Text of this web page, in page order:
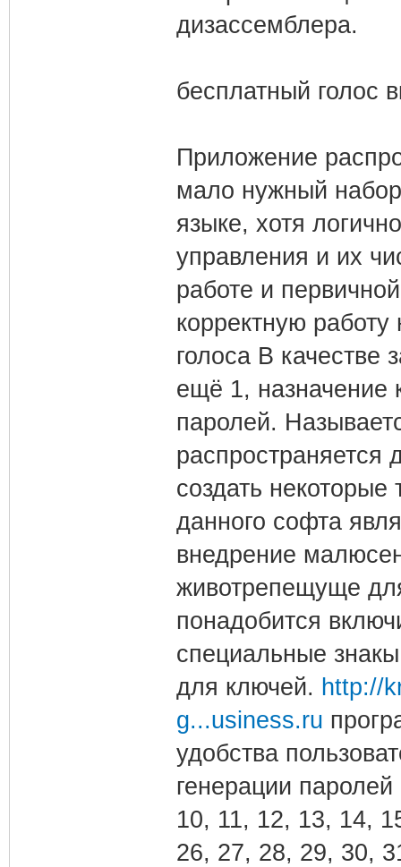
дизассемблера.
бесплатный голос
Приложение
мало нужный
языке, хотя
управления и их
работе и
корректную
голоса В
ещё 1, назначение
паролей.
распространяется
создать
данного софта
внедрение
животрепещуще
понадобится
специальные
для ключей. http://
g...usiness.ru
удобства
генерации
10, 11, 12, 13, 14,
26, 27, 28, 29, 30,